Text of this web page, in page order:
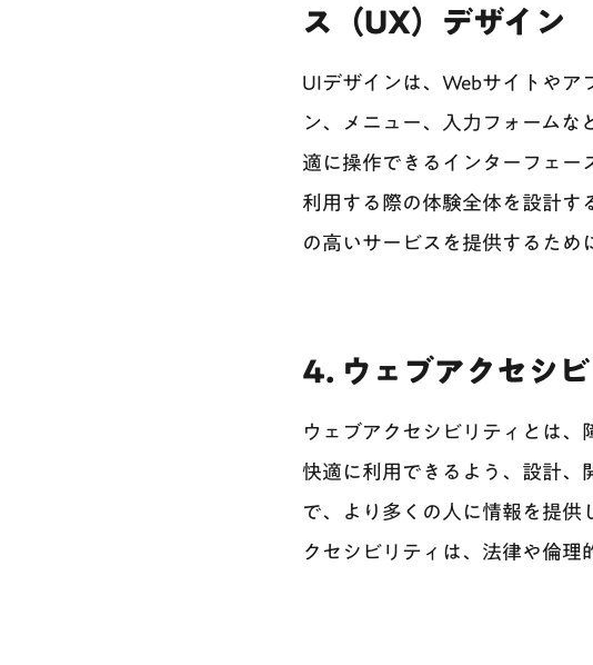
ス（UX）デザイン
UIデザインは、Webサイトやア
ン、メニュー、入力フォーム
適に操作できるインターフェー
利用する際の体験全体を設計す
の高いサービスを提供するため
4. ウェブアクセシビ
ウェブアクセシビリティとは、
快適に利用できるよう、設計、
で、より多くの人に情報を提供
クセシビリティは、法律や倫理